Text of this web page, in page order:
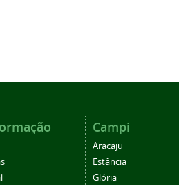
Campi
Aracaju
Estância
Glória